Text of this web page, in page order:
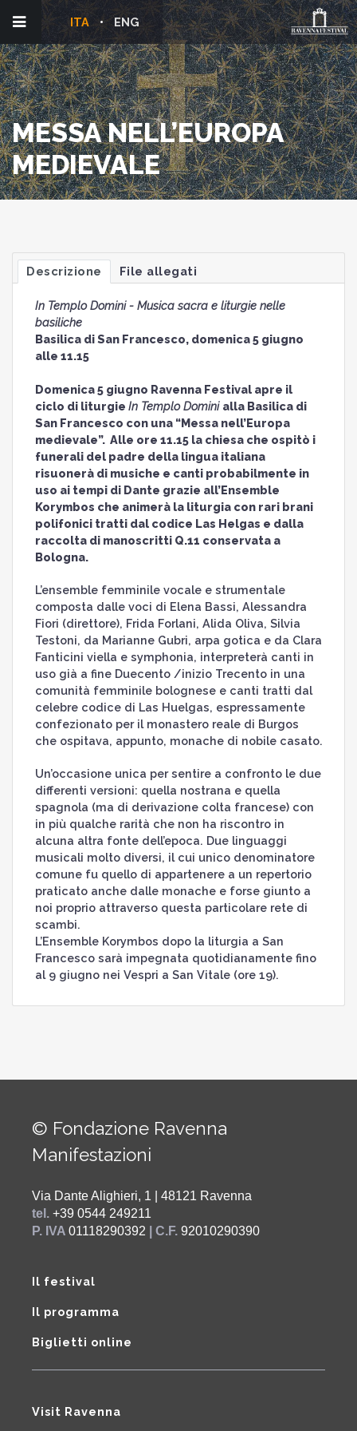
ENG
ITA
MESSA NELL’EUROPA
MEDIEVALE
Descrizione File allegati
In Templo Domini - Musica sacra e liturgie nelle
basiliche
Basilica di San Francesco, domenica 5 giugno
alle 11.15
Domenica 5 giugno Ravenna Festival apre il
ciclo di liturgie In Templo Domini alla Basilica di
San Francesco con una “Messa nell’Europa
medievale”. Alle ore 11.15 la chiesa che ospitò i
funerali del padre della lingua italiana
risuonerà di musiche e canti probabilmente in
uso ai tempi di Dante grazie all’Ensemble
Korymbos che animerà la liturgia con rari brani
polifonici tratti dal codice Las Helgas e dalla
raccolta di manoscritti Q.11 conservata a
Bologna.
L’ensemble femminile vocale e strumentale
composta dalle voci di Elena Bassi, Alessandra
Fiori (direttore), Frida Forlani, Alida Oliva, Silvia
Testoni, da Marianne Gubri, arpa gotica e da Clara
Fanticini viella e symphonia, interpreterà canti in
uso già a fine Duecento /inizio Trecento in una
comunità femminile bolognese e canti tratti dal
celebre codice di Las Huelgas, espressamente
confezionato per il monastero reale di Burgos
che ospitava, appunto, monache di nobile casato.
Un’occasione unica per sentire a confronto le due
differenti versioni: quella nostrana e quella
spagnola (ma di derivazione colta francese) con
in più qualche rarità che non ha riscontro in
alcuna altra fonte dell’epoca. Due linguaggi
musicali molto diversi, il cui unico denominatore
comune fu quello di appartenere a un repertorio
praticato anche dalle monache e forse giunto a
noi proprio attraverso questa particolare rete di
scambi.
L’Ensemble Korymbos dopo la liturgia a San
Francesco sarà impegnata quotidianamente fino
al 9 giugno nei Vespri a San Vitale (ore 19).
© Fondazione Ravenna
Manifestazioni
Via Dante Alighieri, 1 | 48121 Ravenna
tel. +39 0544 249211
P. IVA 01118290392 | C.F. 92010290390
Il festival
Il programma
Biglietti online
Visit Ravenna